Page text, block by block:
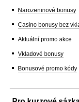
Narozeninové bonusy
Casino bonusy bez
Aktuální promo akce
Vkladové bonusy
Bonusové promo kódy